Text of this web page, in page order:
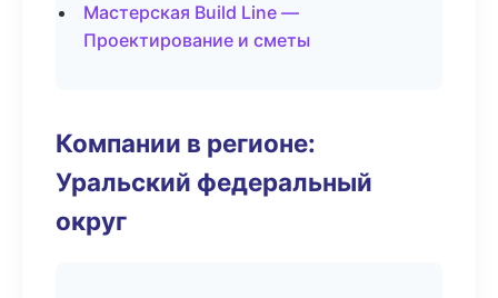
Мастерская Build Line —
Проектирование и сметы
Компании в регионе:
Уральский федеральный
округ